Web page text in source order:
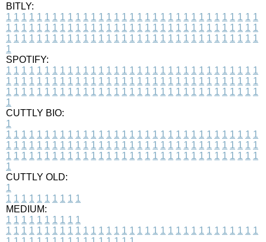
BITLY:
1 1 1 1 1 1 1 1 1 1 1 1 1 1 1 1 1 1 1 1 1 1 1 1 1 1 1 1 1 1 1 1 1
1 1 1 1 1 1 1 1 1 1 1 1 1 1 1 1 1 1 1 1 1 1 1 1 1 1 1 1 1 1 1 1 1
1 1 1 1 1 1 1 1 1 1 1 1 1 1 1 1 1 1 1 1 1 1 1 1 1 1 1 1 1 1 1 1 1
1
SPOTIFY:
1 1 1 1 1 1 1 1 1 1 1 1 1 1 1 1 1 1 1 1 1 1 1 1 1 1 1 1 1 1 1 1 1
1 1 1 1 1 1 1 1 1 1 1 1 1 1 1 1 1 1 1 1 1 1 1 1 1 1 1 1 1 1 1 1 1
1 1 1 1 1 1 1 1 1 1 1 1 1 1 1 1 1 1 1 1 1 1 1 1 1 1 1 1 1 1 1 1 1
1
CUTTLY BIO:
1
1 1 1 1 1 1 1 1 1 1 1 1 1 1 1 1 1 1 1 1 1 1 1 1 1 1 1 1 1 1 1 1 1
1 1 1 1 1 1 1 1 1 1 1 1 1 1 1 1 1 1 1 1 1 1 1 1 1 1 1 1 1 1 1 1 1
1 1 1 1 1 1 1 1 1 1 1 1 1 1 1 1 1 1 1 1 1 1 1 1 1 1 1 1 1 1 1 1 1
1
CUTTLY OLD:
1
1 1 1 1 1 1 1 1 1 1
MEDIUM:
1 1 1 1 1 1 1 1 1 1
1 1 1 1 1 1 1 1 1 1 1 1 1 1 1 1 1 1 1 1 1 1 1 1 1 1 1 1 1 1 1 1 1